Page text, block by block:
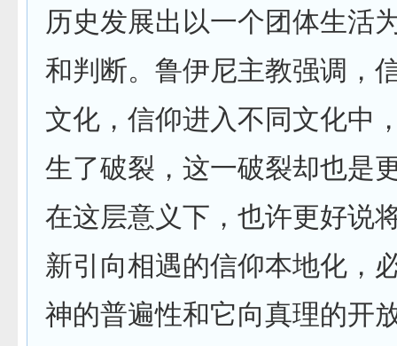
历史发展出以一个团体生活
和判断。鲁伊尼主教强调，
文化，信仰进入不同文化中
生了破裂，这一破裂却也是
在这层意义下，也许更好说
新引向相遇的信仰本地化，
神的普遍性和它向真理的开